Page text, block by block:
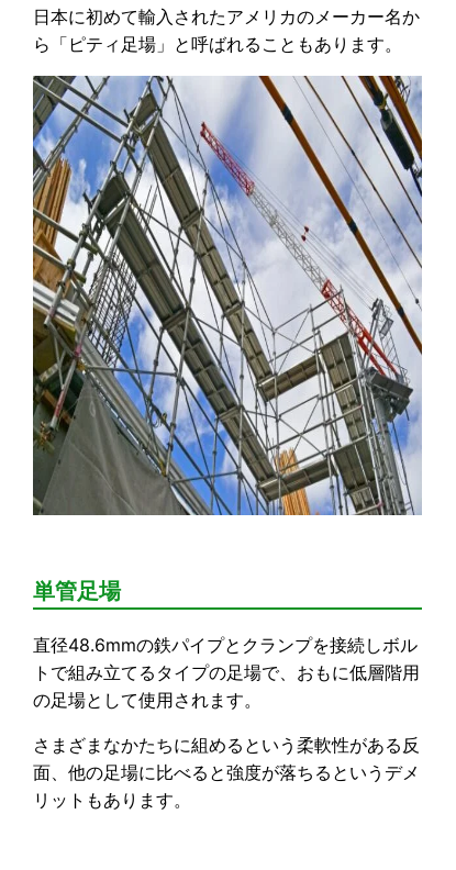
日本に初めて輸入されたアメリカのメーカー名か
ら「ピティ足場」と呼ばれることもあります。
単管足場
直径48.6mmの鉄パイプとクランプを接続しボル
トで組み立てるタイプの足場で、おもに低層階用
の足場として使用されます。
さまざまなかたちに組めるという柔軟性がある反
面、他の足場に比べると強度が落ちるというデメ
リットもあります。